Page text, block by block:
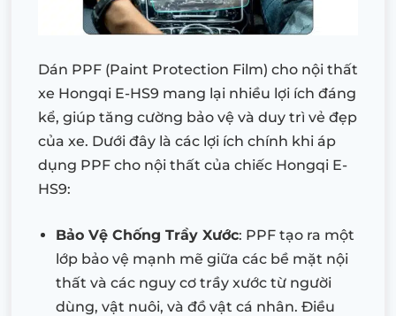
Dán PPF (Paint Protection Film) cho nội thất
xe Hongqi E-HS9 mang lại nhiều lợi ích đáng
kể, giúp tăng cường bảo vệ và duy trì vẻ đẹp
của xe. Dưới đây là các lợi ích chính khi áp
dụng PPF cho nội thất của chiếc Hongqi E-
HS9:
Bảo Vệ Chống Trầy Xước: PPF tạo ra một
lớp bảo vệ mạnh mẽ giữa các bề mặt nội
thất và các nguy cơ trầy xước từ người
dùng, vật nuôi, và đồ vật cá nhân. Điều